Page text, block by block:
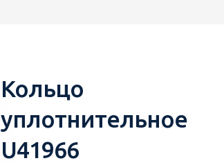
Кольцо
уплотнительное
U41966